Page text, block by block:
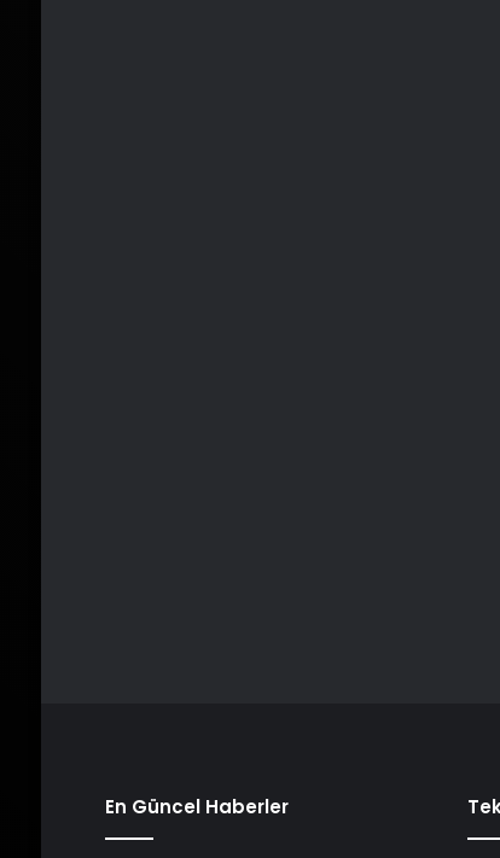
En Güncel Haberler